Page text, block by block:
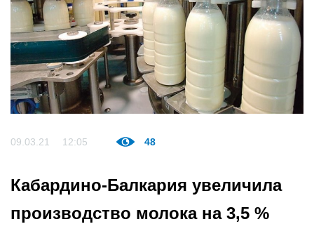
09.03.21 12:05 48
Кабардино-Балкария увеличила
производство молока на 3,5 %⠀